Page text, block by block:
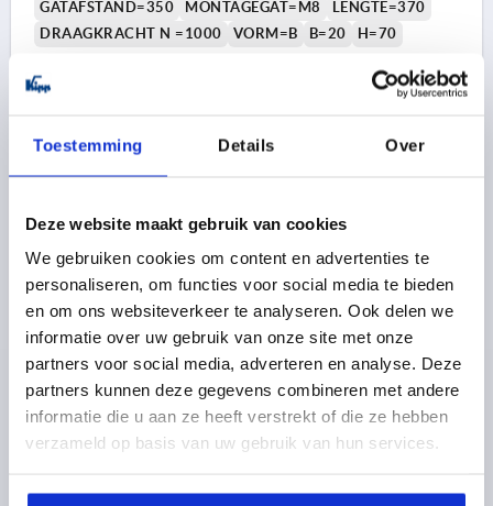
Toestemming Details Over
Deze website maakt gebruik van cookies
We gebruiken cookies om content en advertenties te
personaliseren, om functies voor social media te bieden
en om ons websiteverkeer te analyseren. Ook delen we
informatie over uw gebruik van onze site met onze
partners voor social media, adverteren en analyse. Deze
partners kunnen deze gegevens combineren met andere
informatie die u aan ze heeft verstrekt of die ze hebben
verzameld op basis van uw gebruik van hun services.
GATAFSTAND=350 MONTAGEGAT=M8
LENGTE=370
DRAAGKRACHT N =1000
VORM=B B=20 H=70
excl. BTW
plus verzendkosten
DETAILS
K0230 B
BEUGELGREEP, VORM:B, A=200, L=220, D=M08 STAAL,
ZWART GEPOEDERCOAT
GATAFSTAND=200
MONTAGEGAT=M8
LENGTE=220